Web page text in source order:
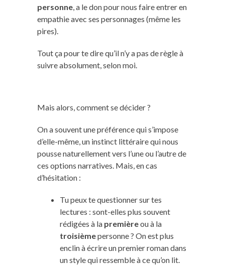
personne , a le don pour nous faire entrer en
empathie avec ses personnages (même les
pires).
Tout ça pour te dire qu’il n’y a pas de règle à
suivre absolument, selon moi.
Mais alors, comment se décider ?
On a souvent une préférence qui s’impose
d’elle-même, un instinct littéraire qui nous
pousse naturellement vers l’une ou l’autre de
ces options narratives. Mais, en cas
d’hésitation :
Tu peux te questionner sur tes
lectures : sont-elles plus souvent
rédigées à la premièreou à la
troisièmepersonne ? On est plus
enclin à écrire un premier roman dans
un style qui ressemble à ce qu’on lit.